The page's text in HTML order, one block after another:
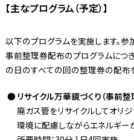
【主なプログラム（予定）】
以下のプログラムを実施します。参
事前整理券配布のプログラムにつ
の日のすべての回の整理券の配布
リサイクル万華鏡づくり（事前整
廃ガス管をリサイクルしてオリ
環境に配慮しながらエネルギー